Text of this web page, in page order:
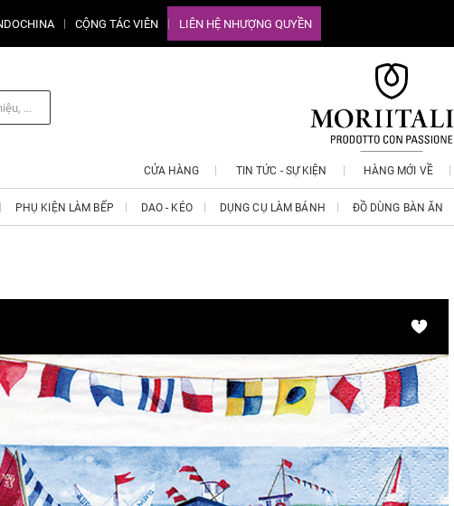
CỘNG TÁC VIÊN LIÊN HỆ NHƯỢNG QUYỀN
CỬA HÀNG TIN TỨC - SỰ KIỆN HÀNG MỚI VỀ
PHỤ KIỆN LÀM BẾP DAO - KÉO DỤNG CỤ LÀM BÁNH ĐỒ DÙNG BÀN ĂN